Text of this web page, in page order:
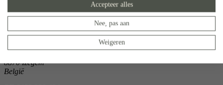
8500 Kortrijk
België
Atelier
8870 Izegem
België
Accepteer alles
Nee, pas aan
Weigeren